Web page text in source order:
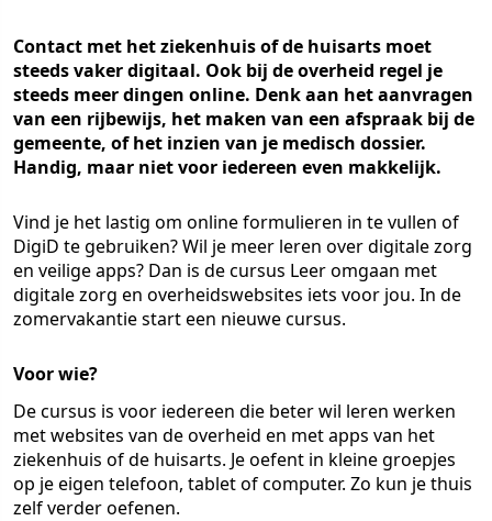
Contact met het ziekenhuis of de huisarts moet
steeds vaker digitaal. Ook bij de overheid regel je
steeds meer dingen online. Denk aan het aanvragen
van een rijbewijs, het maken van een afspraak bij de
gemeente, of het inzien van je medisch dossier.
Handig, maar niet voor iedereen even makkelijk.
Vind je het lastig om online formulieren in te vullen of
DigiD te gebruiken? Wil je meer leren over digitale zorg
en veilige apps? Dan is de cursus Leer omgaan met
digitale zorg en overheidswebsites iets voor jou. In de
zomervakantie start een nieuwe cursus.
Voor wie?
De cursus is voor iedereen die beter wil leren werken
met websites van de overheid en met apps van het
ziekenhuis of de huisarts. Je oefent in kleine groepjes
op je eigen telefoon, tablet of computer. Zo kun je thuis
zelf verder oefenen.